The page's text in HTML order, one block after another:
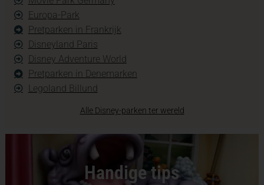
Europa-Park
Pretparken in Frankrijk
Disneyland Paris
Disney Adventure World
Pretparken in Denemarken
Legoland Billund
Alle Disney-parken ter wereld
Handige tips